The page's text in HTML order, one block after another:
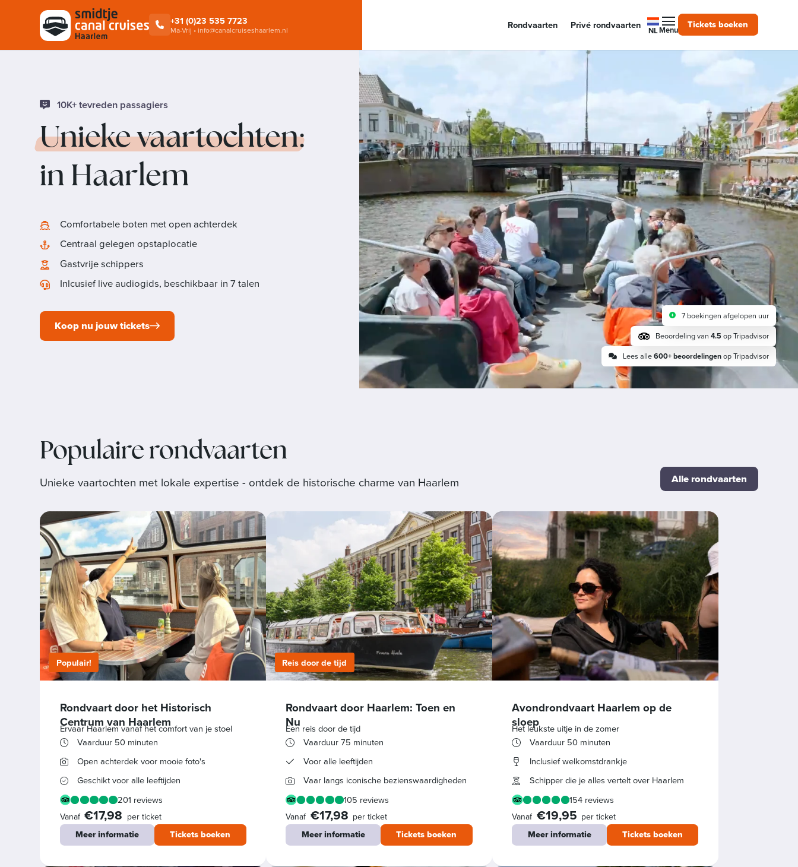
+31 (0)23 535 7723
Ma-Vrij • info@canalcruiseshaarlem.nl Rondvaarten Privé rondvaarten NLMenu Tickets boeken
Alkmaar Cheese Cruises
Lees alle600+ beoordelingenop Tripadvisor
Beoordeling van 4.5 op Tripadvisor
7 boekingen afgelopen uur
10K+ tevreden passagiers
Unieke vaartochten:
in Haarlem
Comfortabele boten met open achterdek
Centraal gelegen opstaplocatie
Gastvrije schippers
Inlcusief live audiogids, beschikbaar in 7 talen
Koop nu jouw tickets
Populaire rondvaarten
Unieke vaartochten met lokale expertise - ontdek de historische charme van Haarlem Alle rondvaarten
Populair!
Rondvaart door het Historisch
Centrum van Haarlem
Ervaar Haarlem vanaf het comfort van je stoel
Vaarduur 50 minuten
Open achterdek voor mooie foto's
Geschikt voor alle leeftijden
201 reviews
Vanaf €17,98 per ticket
Meer informatie Tickets boeken
Reis door de tijd
Rondvaart door Haarlem: Toen en
Nu
Een reis door de tijd
Vaarduur 75 minuten
Voor alle leeftijden
Vaar langs iconische bezienswaardigheden
105 reviews
Vanaf €17,98 per ticket
Meer informatie Tickets boeken
Avondrondvaart Haarlem op de
sloep
Het leukste uitje in de zomer
Vaarduur 50 minuten
Inclusief welkomstdrankje
Schipper die je alles vertelt over Haarlem
154 reviews
Vanaf €19,95 per ticket
Meer informatie Tickets boeken